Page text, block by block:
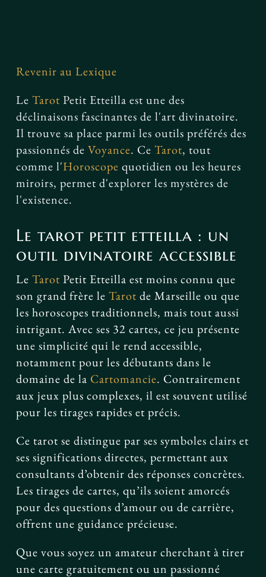
Revenir au Lexique
LeTarot Petit Etteilla est une des
déclinaisons fascinantes de l'art divinatoire.
Il trouve sa place parmi les outils préférés des
passionnés deVoyance. CeTarot, tout
comme l'Horoscope quotidien ou les heures
miroirs, permet d'explorer les mystères de
l'existence.
Le tarot petit etteilla : un
outil divinatoire accessible
LeTarot Petit Etteilla est moins connu que
son grand frère leTarot de Marseille ou que
les horoscopes traditionnels, mais tout aussi
intrigant. Avec ses 32 cartes, ce jeu présente
une simplicité qui le rend accessible,
notamment pour les débutants dans le
domaine de la Cartomancie. Contrairement
aux jeux plus complexes, il est souvent utilisé
pour les tirages rapides et précis.
Ce tarot se distingue par ses symboles clairs et
ses significations directes, permettant aux
consultants d’obtenir des réponses concrètes.
Les tirages de cartes, qu’ils soient amorcés
pour des questions d’amour ou de carrière,
offrent une guidance précieuse.
Que vous soyez un amateur cherchant à tirer
une carte gratuitement ou un passionné